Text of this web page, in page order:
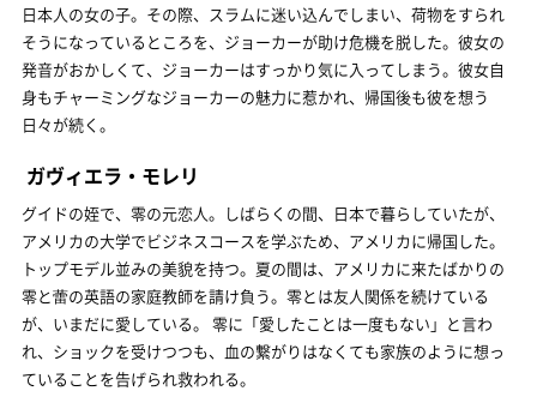
日本人の女の子。その際、スラムに迷い込んでしまい、荷物をすられ
そうになっているところを、ジョーカーが助け危機を脱した。彼女の
発音がおかしくて、ジョーカーはすっかり気に入ってしまう。彼女自
身もチャーミングなジョーカーの魅力に惹かれ、帰国後も彼を想う
日々が続く。
ガヴィエラ・モレリ
グイドの姪で、零の元恋人。しばらくの間、日本で暮らしていたが、
アメリカの大学でビジネスコースを学ぶため、アメリカに帰国した。
トップモデル並みの美貌を持つ。夏の間は、アメリカに来たばかりの
零と蕾の英語の家庭教師を請け負う。零とは友人関係を続けている
が、いまだに愛している。 零に「愛したことは一度もない」と言わ
れ、ショックを受けつつも、血の繋がりはなくても家族のように想っ
ていることを告げられ救われる。